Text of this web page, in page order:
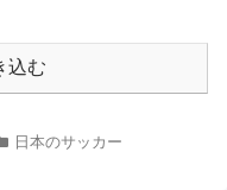
込む
日本のサッカー